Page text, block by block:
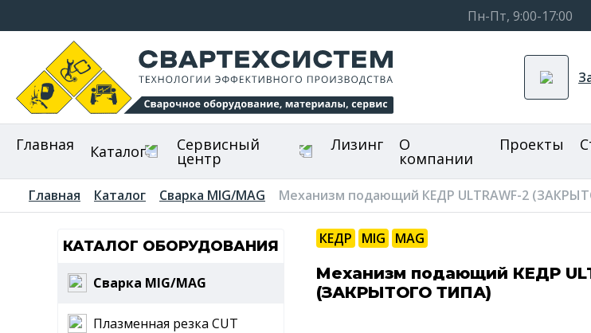
Пн-Пт, 9:00-17:00
Главная Каталог Сервисный
центр
Лизинг О
компании
Проекты
Главная Каталог Сварка MIG/MAG Механизм подающий КЕДР ULTRAWF-2
КАТАЛОГ ОБОРУДОВАНИЯ
Сварка MIG/MAG
Плазменная резка CUT
КЕДР MIG MAG
Механизм подающий КЕДР
(ЗАКРЫТОГО ТИПА)